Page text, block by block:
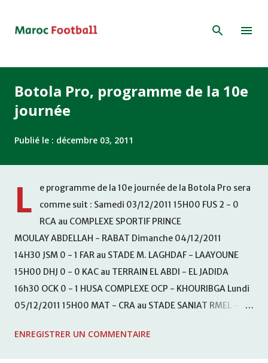
Botola Pro, programme de la 10e
journée
Publié le : décembre 03, 2011
L
e programme de la 10e journée de la Botola Pro sera
comme suit : Samedi 03/12/2011 15H00 FUS 2 - 0
RCA au COMPLEXE SPORTIF PRINCE
MOULAY ABDELLAH - RABAT Dimanche 04/12/2011
14H30 JSM 0 - 1 FAR au STADE M. LAGHDAF - LAAYOUNE
15H00 DHJ 0 - 0 KAC au TERRAIN EL ABDI - EL JADIDA
16h30 OCK 0 - 1 HUSA COMPLEXE OCP - KHOURIBGA Lundi
05/12/2011 15H00 MAT - CRA au STADE SANIAT RMEL -
KHEMISET Mardi 06/12/2011 15H00 WAF - OCS au
ENREGISTRER UN COMMENTAIRE